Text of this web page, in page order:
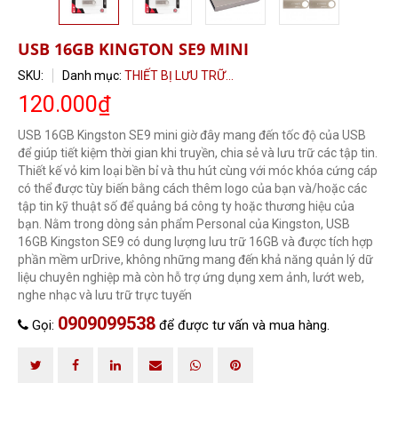
USB 16GB KINGTON SE9 MINI
SKU: Danh mục: THIẾT BỊ LƯU TRỮ...
120.000₫
USB 16GB Kingston SE9 mini giờ đây mang đến tốc độ của USB
để giúp tiết kiệm thời gian khi truyền, chia sẻ và lưu trữ các tập tin.
Thiết kế vỏ kim loại bền bỉ và thu hút cùng với móc khóa cứng cáp
có thể được tùy biến bằng cách thêm logo của bạn và/hoặc các
tập tin kỹ thuật số để quảng bá công ty hoặc thương hiệu của
bạn. Nằm trong dòng sản phẩm Personal của Kingston, USB
16GB Kingston SE9 có dung lượng lưu trữ 16GB và được tích hợp
phần mềm urDrive, không những mang đến khả năng quản lý dữ
liệu chuyên nghiệp mà còn hỗ trợ ứng dụng xem ảnh, lướt web,
nghe nhạc và lưu trữ trực tuyến
Gọi: 0909099538 để được tư vấn và mua hàng.
HOÀN THÀNH
Đăng ký tư vấn trực tiếp 24/7:
0909099538